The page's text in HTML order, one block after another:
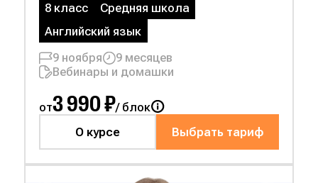
8 класс
Средняя школа
Английский язык
9 ноября
9 месяцев
Вебинары и домашки
от3 990 ₽/ блок
Выбрать тариф
О курсе